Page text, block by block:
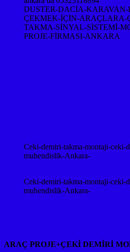
DUSTER-DACİA-KARAVAN-
ÇEKMEK-İÇİN-ARAÇLARA-
TAKMA-SİNYAL-SİSTEMİ-
PROJE-FİRMASI-ANKARA
Ceki-demiri-takma-montaji-ceki-
muhendislik-Ankara-
Ceki-demiri-takma-montaji-ceki-
muhendislik-Ankara-
ARAÇ PROJE+ÇEKİ DEMİRİ